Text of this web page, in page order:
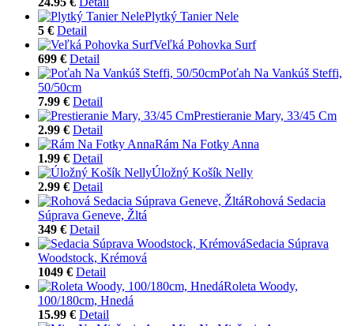
Plytký Tanier Nele
5 € Detail
Veľká Pohovka Surf
699 € Detail
Poťah Na Vankúš Steffi,
50/50cm
7.99 € Detail
Prestieranie Mary, 33/45 Cm
2.99 € Detail
Rám Na Fotky Anna
1.99 € Detail
Úložný Košík Nelly
2.99 € Detail
Rohová Sedacia
Súprava Geneve, Žltá
349 € Detail
Sedacia Súprava
Woodstock, Krémová
1049 € Detail
Roleta Woody,
100/180cm, Hnedá
15.99 € Detail